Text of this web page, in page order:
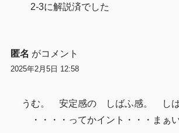
2-3に解説済でした
匿名 がコメント
2025年2月5日 12:58
うむ。 安定感の しばふ感。 しば
・・・・ってかイント・・・まぁい